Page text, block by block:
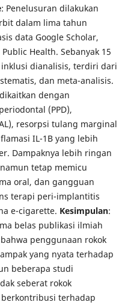
: Penelusuran dilakukan
dalam lima tahun
data Google Scholar,
Health. Sebanyak 15
dianalisis, terdiri dari
dan meta-analisis.
dengan
(PPD),
resorpsi tulang marginal
IL-1B yang lebih
Dampaknya lebih ringan
tetap memicu
oral, dan gangguan
terapi peri-implantitis
e-cigarette. Kesimpulan:
belas publikasi ilmiah
penggunaan rokok
yang nyata terhadap
beberapa studi
seberat rokok
terhadap